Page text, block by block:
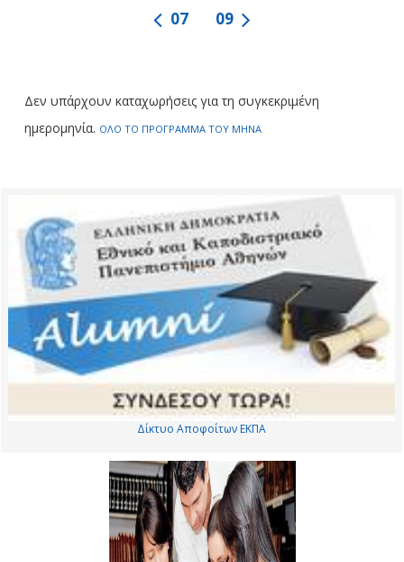
09
07
Δεν υπάρχουν καταχωρήσεις για τη συγκεκριμένη
ημερομηνία. ΟΛΟ ΤΟ ΠΡΟΓΡΑΜΜΑ ΤΟΥ ΜΗΝΑ
Δίκτυο Αποφοίτων ΕΚΠΑ